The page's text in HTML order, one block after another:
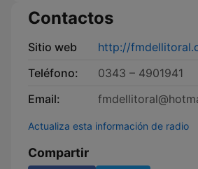
Contactos
Sitio web
http://
Teléfono:
0343 – 4901941
Email:
Actualiza esta información de radio
Compartir